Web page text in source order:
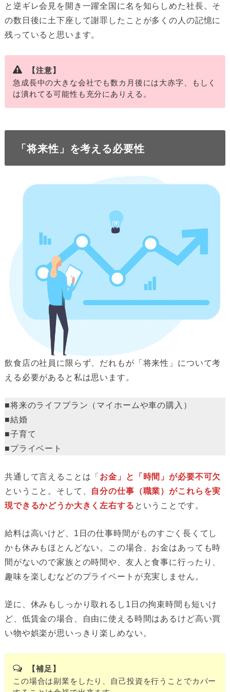
と逆ギレ会見を開き一躍全国に名を知らしめた社長。そ
の数日後に土下座して謝罪したことが多くの人の記憶に
残っていると思います。
【注意】
急成長中の大きな会社でも数カ月後には大赤字、もしく
は潰れてる可能性も充分にありえる。
「将来性」を考える必要性
飲食店の社員に限らず、だれもが「将来性」について考
える必要があると私は思います。
■将来のライフプラン（マイホームや車の購入）
■結婚
■子育て
■プライベート
共通して言えることは「お金」と「時間」が必要不可欠
ということ。そして、 自分の仕事（職業）がこれらを実
現できるかどうか大きく左右する ということです。
給料は高いけど、1日の仕事時間がものすごく長くてし
かも休みもほとんどない。この場合、お金はあっても時
間がないので家族との時間や、友人と食事に行ったり、
趣味を楽しむなどのプライベートが充実しません。
逆に、休みもしっかり取れるし1日の拘束時間も短いけ
ど、低賃金の場合、自由に使える時間はあるけど高い買
い物や娯楽が思いっきり楽しめない。
【補足】
この場合は副業をしたり、自己投資を行うことでカバー